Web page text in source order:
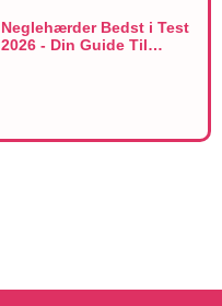
Neglehærder Bedst i Test
2026 - Din Guide Til…